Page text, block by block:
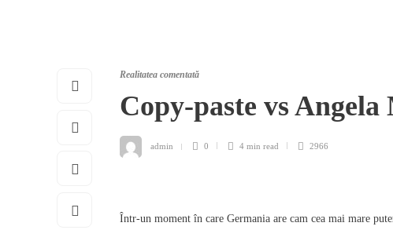
Realitatea comentată
Copy-paste vs
admin 0 4 min read 2966
Într-un moment în care Germania are cam cea mai mare